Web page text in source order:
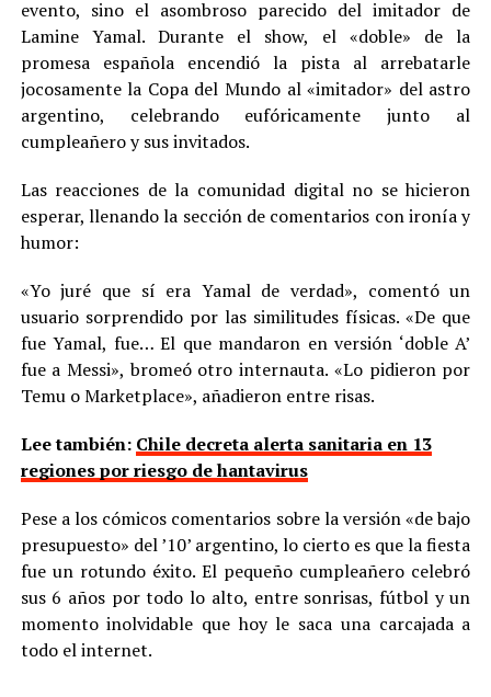
evento, sino el asombroso parecido del imitador de
Lamine Yamal. Durante el show, el «doble» de la
promesa española encendió la pista al arrebatarle
jocosamente la Copa del Mundo al «imitador» del astro
argentino, celebrando eufóricamente junto al
cumpleañero y sus invitados.
Las reacciones de la comunidad digital no se hicieron
esperar, llenando la sección de comentarios con ironía y
humor:
«Yo juré que sí era Yamal de verdad», comentó un
usuario sorprendido por las similitudes físicas. «De que
fue Yamal, fue… El que mandaron en versión ‘doble A’
fue a Messi», bromeó otro internauta. «Lo pidieron por
Temu o Marketplace», añadieron entre risas.
Lee también: Chile decreta alerta sanitaria en 13
regiones por riesgo de hantavirus
Pese a los cómicos comentarios sobre la versión «de bajo
presupuesto» del ’10’ argentino, lo cierto es que la fiesta
fue un rotundo éxito. El pequeño cumpleañero celebró
sus 6 años por todo lo alto, entre sonrisas, fútbol y un
momento inolvidable que hoy le saca una carcajada a
todo el internet.